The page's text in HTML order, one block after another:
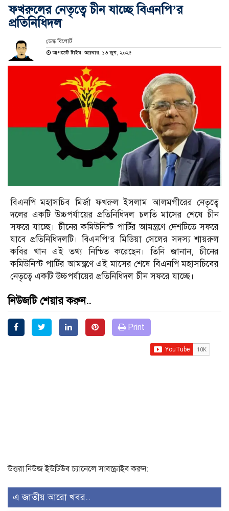
ফখরুলের নেতৃত্বে চীন যাচ্ছে বিএনপি’র
প্রতিনিধিদল
ডেস্ক রিপোর্ট
আপডেট টাইম: শুক্রবার, ১৩ জুন, ২০২৫
বিএনপি মহাসচিব মির্জা ফখরুল ইসলাম আলমগীরের নেতৃত্বে
দলের একটি উচ্চপর্যায়ের প্রতিনিধিদল চলতি মাসের শেষে চীন
সফরে যাচ্ছে। চীনের কমিউনিস্ট পার্টির আমন্ত্রণে দেশটিতে সফরে
যাবে প্রতিনিধিদলটি। বিএনপি’র মিডিয়া সেলের সদস্য শায়রুল
কবির খান এই তথ্য নিশ্চিত করেছেন। তিনি জানান, চীনের
কমিউনিস্ট পার্টির আমন্ত্রণে এই মাসের শেষে বিএনপি মহাসচিবের
নেতৃত্বে একটি উচ্চপর্যায়ের প্রতিনিধিদল চীন সফরে যাচ্ছে।
নিউজটি শেয়ার করুন..
Print
উত্তরা নিউজ ইউটিউব চ্যানেলে সাবস্ক্রাইব করুন:
এ জাতীয় আরো খবর..